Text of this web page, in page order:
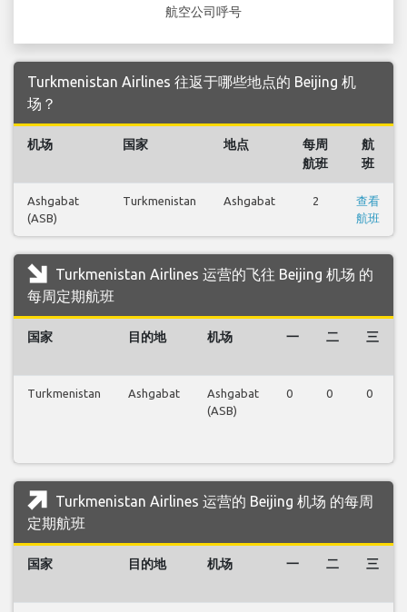
航空公司呼号
Turkmenistan Airlines 往返于哪些地点的 Beijing 机
场？
机场 国家 地点
每周
航班
航
班
Ashgabat
(ASB)
Turkmenistan Ashgabat 2
查看
航班
Turkmenistan Airlines 运营的飞往 Beijing 机场 的
每周定期航班
国家 目的地 机场 一 二 三
Turkmenistan Ashgabat
Ashgabat
(ASB)
0 0 0
Turkmenistan Airlines 运营的 Beijing 机场 的每周
定期航班
国家 目的地 机场 一 二 三